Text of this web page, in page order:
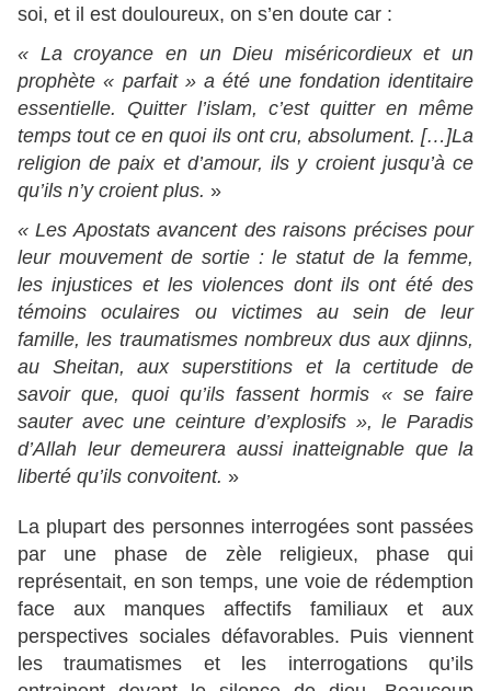
soi, et il est douloureux, on s’en doute car :
« La croyance en un Dieu miséricordieux et un
prophète « parfait » a été une fondation identitaire
essentielle. Quitter l’islam, c’est quitter en même
temps tout ce en quoi ils ont cru, absolument. […]La
religion de paix et d’amour, ils y croient jusqu’à ce
qu’ils n’y croient plus. »
« Les Apostats avancent des raisons précises pour
leur mouvement de sortie : le statut de la femme,
les injustices et les violences dont ils ont été des
témoins oculaires ou victimes au sein de leur
famille, les traumatismes nombreux dus aux djinns,
au Sheitan, aux superstitions et la certitude de
savoir que, quoi qu’ils fassent hormis « se faire
sauter avec une ceinture d’explosifs », le Paradis
d’Allah leur demeurera aussi inatteignable que la
liberté qu’ils convoitent. »
La plupart des personnes interrogées sont passées
par une phase de zèle religieux, phase qui
représentait, en son temps, une voie de rédemption
face aux manques affectifs familiaux et aux
perspectives sociales défavorables. Puis viennent
les traumatismes et les interrogations qu’ils